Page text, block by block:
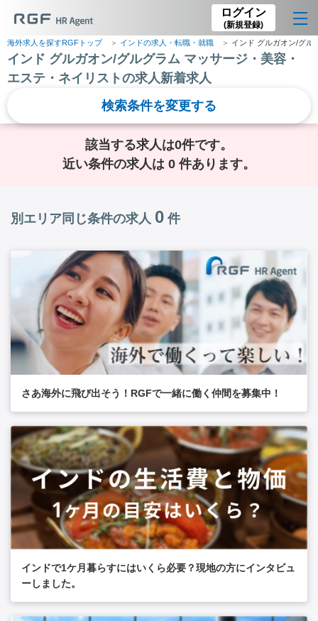
ログイン
(新規登録)
海外求人を探すRGFトップ インドの求人・転職・就職 インド グルガオン/グル
インド グルガオン/グルグラム マッサージ・美容・
エステ・ネイリストの求人新着求人
検索条件を変更する
該当する求人は0件です。
近い条件の求人は 0 件あります。
別エリア同じ条件の求人 0 件
さあ海外に飛び出そう！RGFで一緒に働く仲間を募集中！
インドで1ケ月暮らすにはいくら必要？現地の方にインタビュ
ーしました。